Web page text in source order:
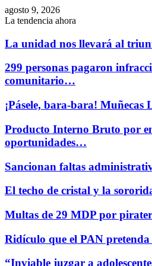
agosto 9, 2026
La tendencia ahora
La unidad nos llevará al
299 personas pagaron
comunitario…
¡Pásele, bara-bara!
Producto Interno Bruto por
oportunidades…
Sancionan faltas
El techo de cristal y la
Multas de 29 MDP por
Ridículo que el PAN
“Inviable juzgar a